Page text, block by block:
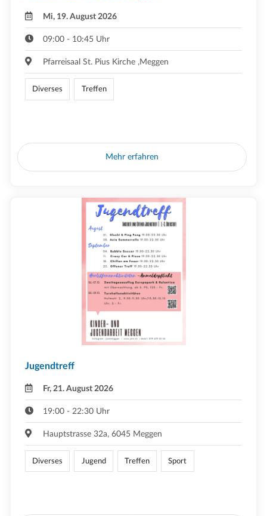
Mi, 19. August 2026
09:00 - 10:45 Uhr
Pfarreisaal St. Pius Kirche ,Meggen
Diverses Treffen
Mehr erfahren
Jugendtreff
Fr, 21. August 2026
19:00 - 22:30 Uhr
Hauptstrasse 32a, 6045 Meggen
Diverses Jugend Treffen Sport